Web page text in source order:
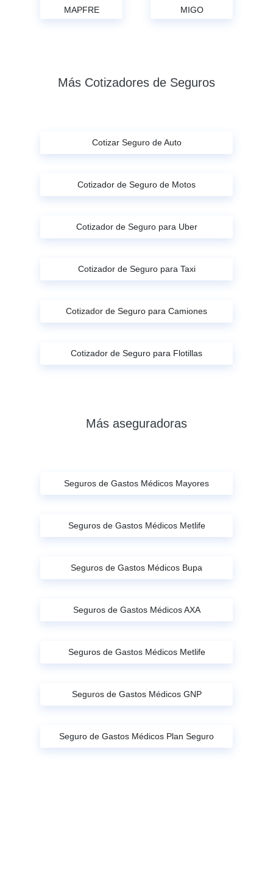
MAPFRE MIGO
Más Cotizadores de Seguros
Cotizar Seguro de Auto
Cotizador de Seguro de Motos
Cotizador de Seguro para Uber
Cotizador de Seguro para Taxi
Cotizador de Seguro para Camiones
Cotizador de Seguro para Flotillas
Más aseguradoras
Seguros de Gastos Médicos Mayores
Seguros de Gastos Médicos Metlife
Seguros de Gastos Médicos Bupa
Seguros de Gastos Médicos AXA
Seguros de Gastos Médicos Metlife
Seguros de Gastos Médicos GNP
Seguro de Gastos Médicos Plan Seguro